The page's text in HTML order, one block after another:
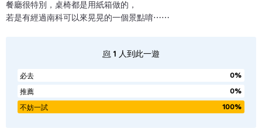
餐廳很特別，桌椅都是用紙箱做的，
若是有經過南科可以來晃晃的一個景點唷⋯⋯
1 人到此一遊
必去
0%
推薦
0%
不妨一試
100%